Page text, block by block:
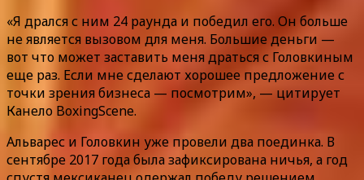
«Я дрался с ним 24 раунда и победил его. Он больше
не является вызовом для меня. Большие деньги —
вот что может заставить меня драться с Головкиным
еще раз. Если мне сделают хорошее предложение с
точки зрения бизнеса — посмотрим», — цитирует
Канело BoxingScene.
Альварес и Головкин уже провели два поединка. В
сентябре 2017 года была зафиксирована ничья, а год